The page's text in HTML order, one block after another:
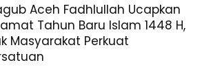
Aceh Fadhlullah Ucapkan
Tahun Baru Islam 1448 H,
Masyarakat Perkuat